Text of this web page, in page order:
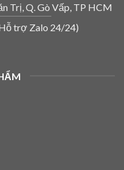
Trị, Q. Gò Vấp, TP HCM
trợ Zalo 24/24)